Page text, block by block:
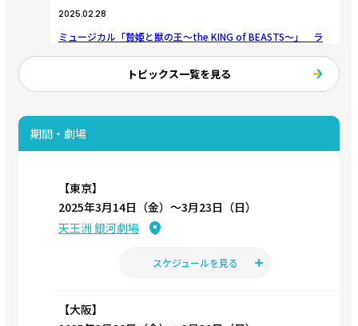
2025.02.28
ミュージカル「贄姫と獣の王〜the KING of BEASTS〜」 ラ
2025.02.06
ミュージカル「贄姫と獣の王〜the KING of BEASTS〜」全情
報解禁！
2024.08.20
ミュージカル「贄姫と獣の王〜the KING of BEASTS〜」公演
トピックス一覧を見る
期間・劇場
【東京】
2025年3月14日（金）〜3月23日（日）
天王洲 銀河劇場
スケジュールを見る
【大阪】